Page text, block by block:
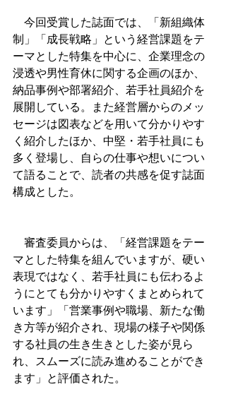
今回受賞した誌面では、「新組織体
制」「成長戦略」という経営課題をテ
ーマとした特集を中心に、企業理念の
浸透や男性育休に関する企画のほか、
納品事例や部署紹介、若手社員紹介を
展開している。また経営層からのメッ
セージは図表などを用いて分かりやす
く紹介したほか、中堅・若手社員にも
多く登場し、自らの仕事や想いについ
て語ることで、読者の共感を促す誌面
構成とした。
審査委員からは、「経営課題をテー
マとした特集を組んでいますが、硬い
表現ではなく、若手社員にも伝わるよ
うにとても分かりやすくまとめられて
います」「営業事例や職場、新たな働
き方等が紹介され、現場の様子や関係
する社員の生き生きとした姿が見ら
れ、スムーズに読み進めることができ
ます」と評価された。